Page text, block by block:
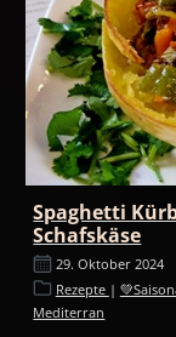
Spaghetti
Schafskäse
29. Oktober 2024
Rezepte |
Mediterran